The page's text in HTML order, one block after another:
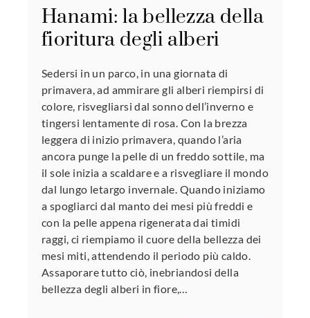
Hanami: la bellezza della
fioritura degli alberi
Sedersi in un parco, in una giornata di
primavera, ad ammirare gli alberi riempirsi di
colore, risvegliarsi dal sonno dell’inverno e
tingersi lentamente di rosa. Con la brezza
leggera di inizio primavera, quando l’aria
ancora punge la pelle di un freddo sottile, ma
il sole inizia a scaldare e a risvegliare il mondo
dal lungo letargo invernale. Quando iniziamo
a spogliarci dal manto dei mesi più freddi e
con la pelle appena rigenerata dai timidi
raggi, ci riempiamo il cuore della bellezza dei
mesi miti, attendendo il periodo più caldo.
Assaporare tutto ciò, inebriandosi della
bellezza degli alberi in fiore,…